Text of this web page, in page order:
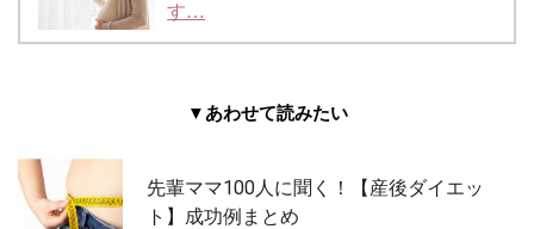
す…
▼あわせて読みたい
先輩ママ100人に聞く！【産後ダイエッ
ト】成功例まとめ